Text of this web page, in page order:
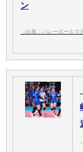
ン
（出典：バレーボールマ